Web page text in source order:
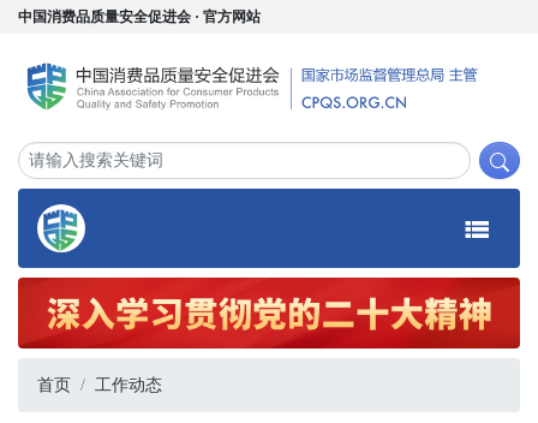
中国消费品质量安全促进会 · 官方网站
首页 工作动态